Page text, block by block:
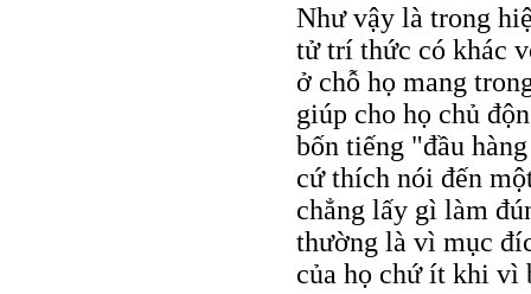
Như vậy là trong
tử trí thức có khác
ở chỗ họ mang
giúp cho họ chủ
bốn tiếng "đầu
cứ thích nói đến
chẳng lấy gì làm
thường là vì mục
của họ chứ ít khi vì